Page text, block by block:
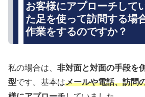
お客様にアプローチして
た足を使って訪問する場
作業をするのですか？
私の場合は、 非対面と対面の手段を
型です。基本はメールや電話、訪問